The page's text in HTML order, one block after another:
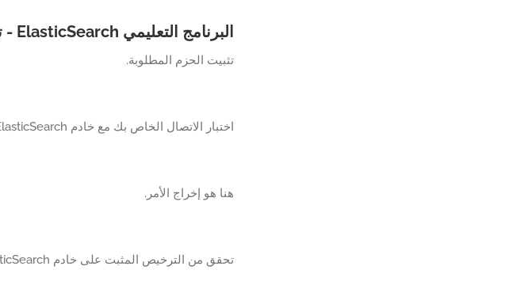
البرنامج التعليمي ElasticSearch - تركيب رخصة المحاكمة
تثبيت الحزم المطلوبة.
اختبار الاتصال الخاص بك مع خادم ElasticSearch.
هنا هو إخراج الأمر.
تحقق من الترخيص المثبت على خادم ElasticSearch.